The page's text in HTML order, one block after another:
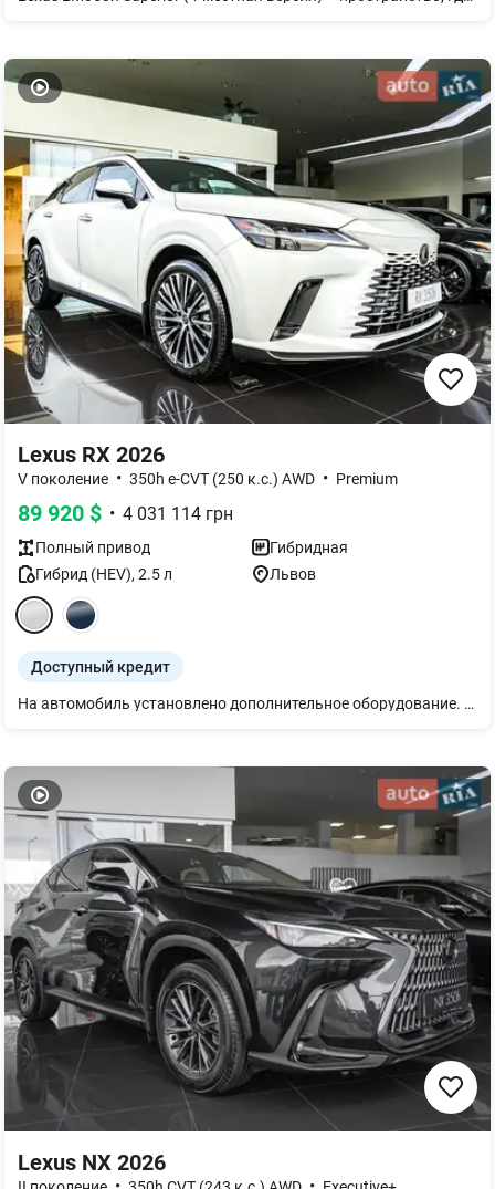
Lexus RX 2026
V поколение • 350h e-CVT (250 к.с.) AWD • Premium
89 920 $ • 4 031 114 грн
Полный привод
Гибридная
Гибрид (HEV), 2.5л Львов
Доступный кредит
На автомобиль установлено дополнительное оборудование. Детали уточняйте у консультанта.
Lexus NX 2026